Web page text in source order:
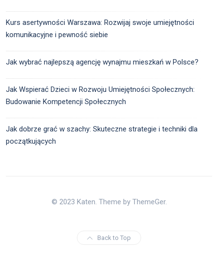
Kurs asertywności Warszawa: Rozwijaj swoje umiejętności
komunikacyjne i pewność siebie
Jak wybrać najlepszą agencję wynajmu mieszkań w Polsce?
Jak Wspierać Dzieci w Rozwoju Umiejętności Społecznych:
Budowanie Kompetencji Społecznych
Jak dobrze grać w szachy: Skuteczne strategie i techniki dla
początkujących
© 2023 Katen. Theme by ThemeGer.
Back to Top